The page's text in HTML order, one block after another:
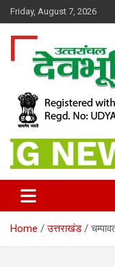
Skip
to
content
Friday, August 7, 2026
Dev
Home उत्तराखंड